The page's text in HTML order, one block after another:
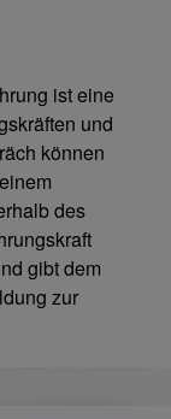
ist eine
und
können
des
gibt dem
zur